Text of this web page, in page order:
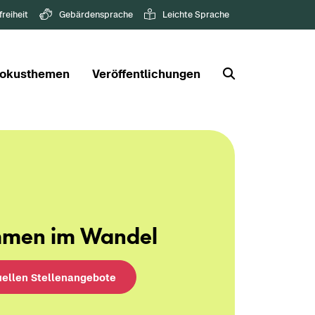
Gebärdensprache Leichte Sprache
Veröffentlichungen
im Wan­del
Stel­len­an­ge­bo­te